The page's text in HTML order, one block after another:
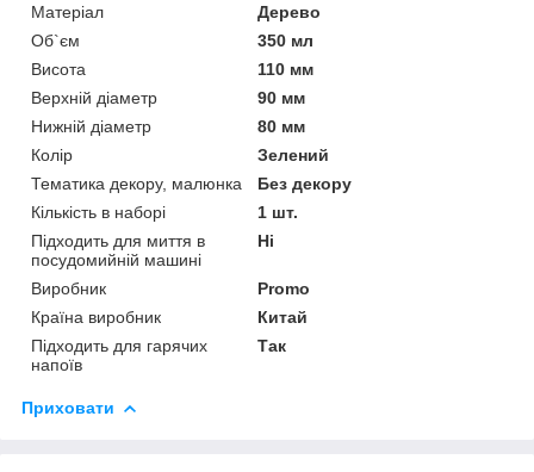
Матеріал
Дерево
Об`єм
350 мл
Висота
110 мм
Верхній діаметр
90 мм
Нижній діаметр
80 мм
Колір
Зелений
Тематика декору, малюнка
Без декору
Кількість в наборі
1 шт.
Підходить для миття в
посудомийній машині
Ні
Виробник
Promo
Країна виробник
Китай
Підходить для гарячих
напоїв
Так
Приховати